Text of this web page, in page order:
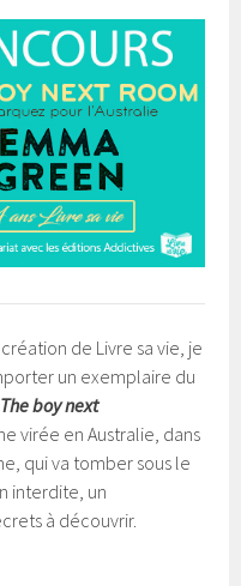
de Livre sa vie, je
un exemplaire du
The boy next
virée en Australie, dans
qui va tomber sous le
interdite, un
à découvrir.